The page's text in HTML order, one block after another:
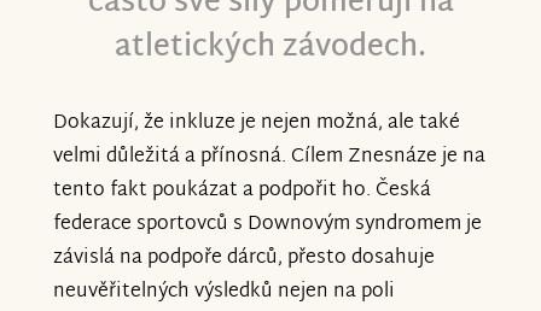
atletických závodech.
Dokazují, že inkluze je nejen možná, ale také
velmi důležitá a přínosná. Cílem Znesnáze je na
tento fakt poukázat a podpořit ho. Česká
federace sportovců s Downovým syndromem je
závislá na podpoře dárců, přesto dosahuje
neuvěřitelných výsledků nejen na poli